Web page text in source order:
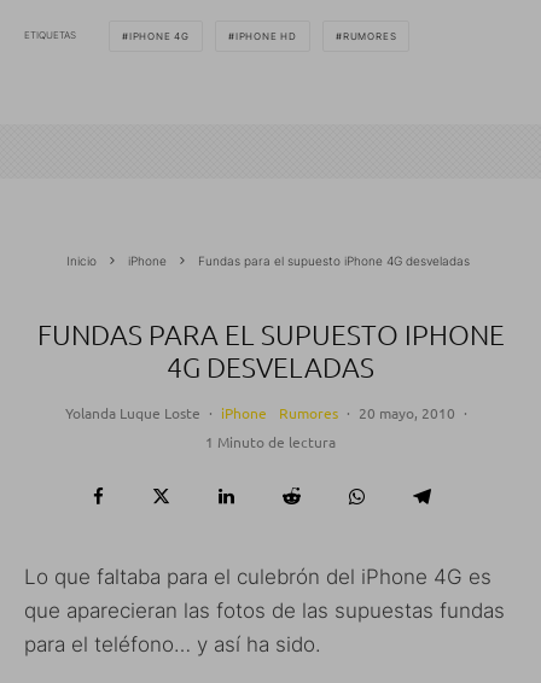
ETIQUETAS IPHONE 4G IPHONE HD RUMORES
Inicio iPhone Fundas para el supuesto iPhone 4G desveladas
FUNDAS PARA EL SUPUESTO IPHONE
4G DESVELADAS
Yolanda Luque Loste · iPhone Rumores · 20 mayo, 2010 ·
1 Minuto de lectura
Lo que faltaba para el culebrón del iPhone 4G es
que aparecieran las fotos de las supuestas fundas
para el teléfono… y así ha sido.